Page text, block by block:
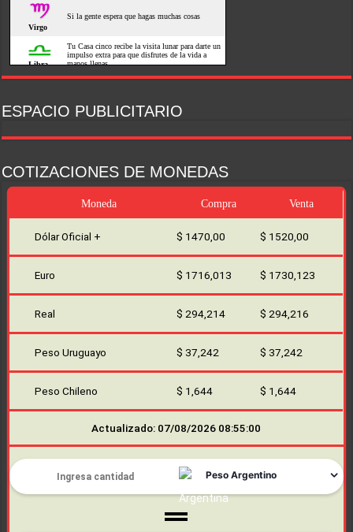
ESPACIO PUBLICITARIO
COTIZACIONES DE MONEDAS
Moneda Compra Venta
Dólar Oficial + $ 1470,00 $ 1520,00
Euro $ 1716,013 $ 1730,123
Real $ 294,214 $ 294,216
Peso Uruguayo $ 37,242 $ 37,242
Peso Chileno $ 1,644 $ 1,644
Actualizado: 07/08/2026 08:55:00